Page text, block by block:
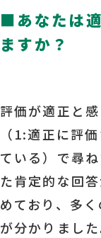
■あなたは
ますか？
評価が適正と
（1:適正に評
ている）で尋
た肯定的な回
めており、多
が分かりまし